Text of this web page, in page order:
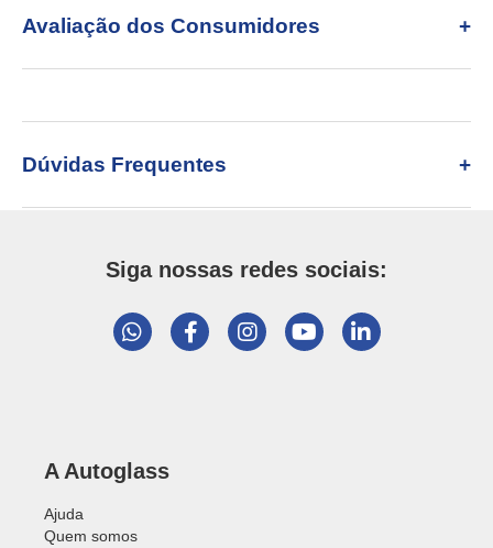
Avaliação dos Consumidores
Dúvidas Frequentes
Siga nossas redes sociais:
A Autoglass
Ajuda
Quem somos